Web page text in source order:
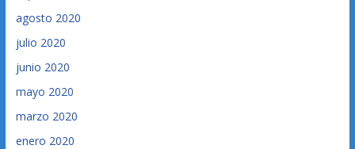
agosto 2020
julio 2020
junio 2020
mayo 2020
marzo 2020
enero 2020